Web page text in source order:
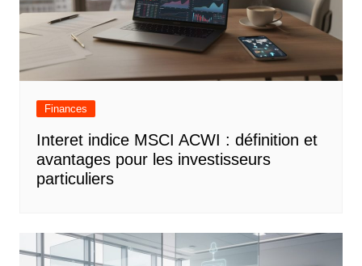
Finances
Interet indice MSCI ACWI : définition et
avantages pour les investisseurs
particuliers